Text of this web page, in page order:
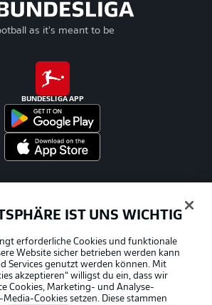
as it's meant to be
BUNDESLIGA APP
IST UNS WICHTIG
erforderliche Cookies und funktionale
Website sicher betrieben werden kann
Services genutzt werden können. Mit
akzeptieren“ willigst du ein, dass wir
Cookies, Marketing- und Analyse-
Media-Cookies setzen. Diese stammen